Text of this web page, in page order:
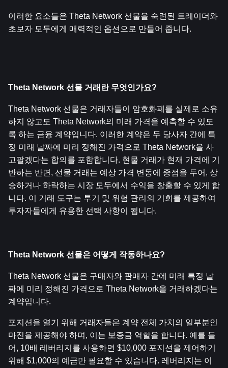
이러한 요소들은 Theta Network 선물을 숙련된 트레이더와
초보자 모두에게 매력적인 옵션으로 만들어 줍니다.
Theta Network 선물 거래란 무엇인가요?
Theta Network 선물은 거래자들이 암호화폐를 실제로 소유
하지 않고도 Theta Network의 미래 가격을 예측할 수 있도
록 하는 금융 계약입니다. 이러한 계약은 두 당사자 간에 특
정 미래 날짜에 미리 정해진 가격으로 Theta Network을 사
고팔겠다는 합의를 포함합니다. 현물 거래가 현재 가격에 기
반하는 반면, 선물 거래는 예상 가격 변동에 중점을 두어, 상
승하거나 하락하는 시장 모두에서 수익을 창출할 수 있게 합
니다. 이 거래 도구는 투기 및 위험 관리의 기회를 제공하여
투자자들에게 유용한 선택 사항이 됩니다.
Theta Network 선물은 어떻게 작동하나요?
Theta Network 선물은 구매자와 판매자 간에 미래 특정 날
짜에 미리 정해진 가격으로 Theta Network을 거래하겠다는
계약입니다.
포지션을 열기 위해 거래자들은 계약 전체 가치의 일부분인
마진을 제공해야 하며, 이는 보증금 역할을 합니다. 예를 들
어, 10배 레버리지를 사용하면 $10,000 포지션을 제어하기
위해 $1,000의 예금만 필요할 수 있습니다. 레버리지는 이